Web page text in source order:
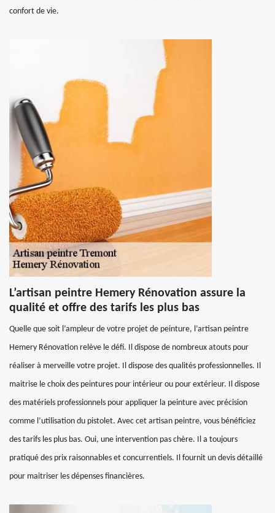
confort de vie.
L’artisan peintre Hemery Rénovation assure la
qualité et offre des tarifs les plus bas
Quelle que soit l’ampleur de votre projet de peinture, l’artisan peintre
Hemery Rénovation relève le défi. Il dispose de nombreux atouts pour
réaliser à merveille votre projet. Il dispose des qualités professionnelles. Il
maitrise le choix des peintures pour intérieur ou pour extérieur. Il dispose
des matériels professionnels pour appliquer la peinture avec précision
comme l’utilisation du pistolet. Avec cet artisan peintre, vous bénéficiez
des tarifs les plus bas. Oui, une intervention pas chère. Il a toujours
pratiqué des prix raisonnables et concurrentiels. Il fournit un devis détaillé
pour maitriser les dépenses financières.